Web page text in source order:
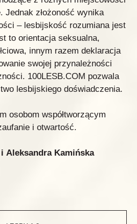
Jednak złożoność wynika
– lesbijskość rozumiana jest
to orientacja seksualna,
innym razem deklaracja
swojej przynależności
100LESB.COM pozwala
lesbijskiego doświadczenia.
osobom współtworzącym
i otwartość.
Aleksandra Kamińska